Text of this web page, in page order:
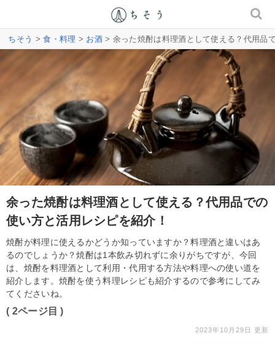
ちそう >食・料理 > お酒> 余った焼酎は料理酒として使える？代用品
余った焼酎は料理酒として使える？代用品での
使い方と活用レシピを紹介！
焼酎が料理に使えるかどうか知っていますか？料理酒と違いはあ
るのでしょうか？焼酎は1本飲み切れずに余りがちですが、今回
は、焼酎を料理酒として利用・代用する方法や料理への使い道を
紹介します。焼酎を使う料理レシピも紹介するので参考にしてみ
てくださいね。
( 2ページ目 )
2023年10月29日 更新